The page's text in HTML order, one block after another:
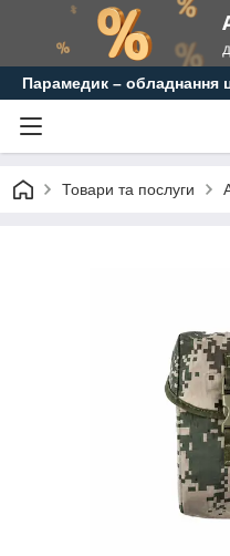
Парамедик – обладнання
Товари та послуги